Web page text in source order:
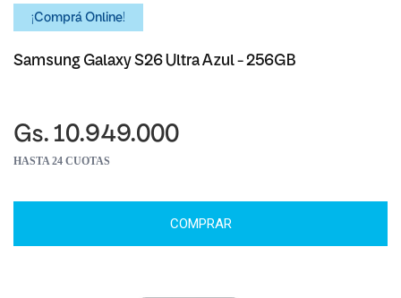
¡Comprá Online!
Samsung Galaxy S26 Ultra Azul - 256GB
Gs. 10.949.000
HASTA 24 CUOTAS
COMPRAR